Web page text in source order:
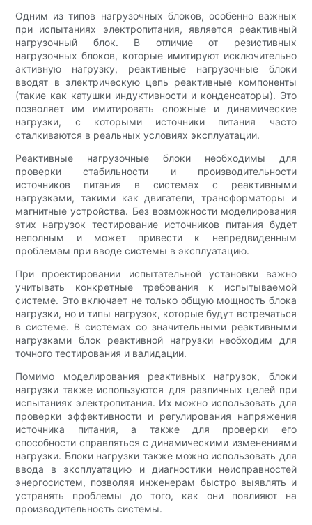
Одним из типов нагрузочных блоков, особенно важных
при испытаниях электропитания, является реактивный
нагрузочный блок. В отличие от резистивных
нагрузочных блоков, которые имитируют исключительно
активную нагрузку, реактивные нагрузочные блоки
вводят в электрическую цепь реактивные компоненты
(такие как катушки индуктивности и конденсаторы). Это
позволяет им имитировать сложные и динамические
нагрузки, с которыми источники питания часто
сталкиваются в реальных условиях эксплуатации.
Реактивные нагрузочные блоки необходимы для
проверки стабильности и производительности
источников питания в системах с реактивными
нагрузками, такими как двигатели, трансформаторы и
магнитные устройства. Без возможности моделирования
этих нагрузок тестирование источников питания будет
неполным и может привести к непредвиденным
проблемам при вводе системы в эксплуатацию.
При проектировании испытательной установки важно
учитывать конкретные требования к испытываемой
системе. Это включает не только общую мощность блока
нагрузки, но и типы нагрузок, которые будут встречаться
в системе. В системах со значительными реактивными
нагрузками блок реактивной нагрузки необходим для
точного тестирования и валидации.
Помимо моделирования реактивных нагрузок, блоки
нагрузки также используются для различных целей при
испытаниях электропитания. Их можно использовать для
проверки эффективности и регулирования напряжения
источника питания, а также для проверки его
способности справляться с динамическими изменениями
нагрузки. Блоки нагрузки также можно использовать для
ввода в эксплуатацию и диагностики неисправностей
энергосистем, позволяя инженерам быстро выявлять и
устранять проблемы до того, как они повлияют на
производительность системы.